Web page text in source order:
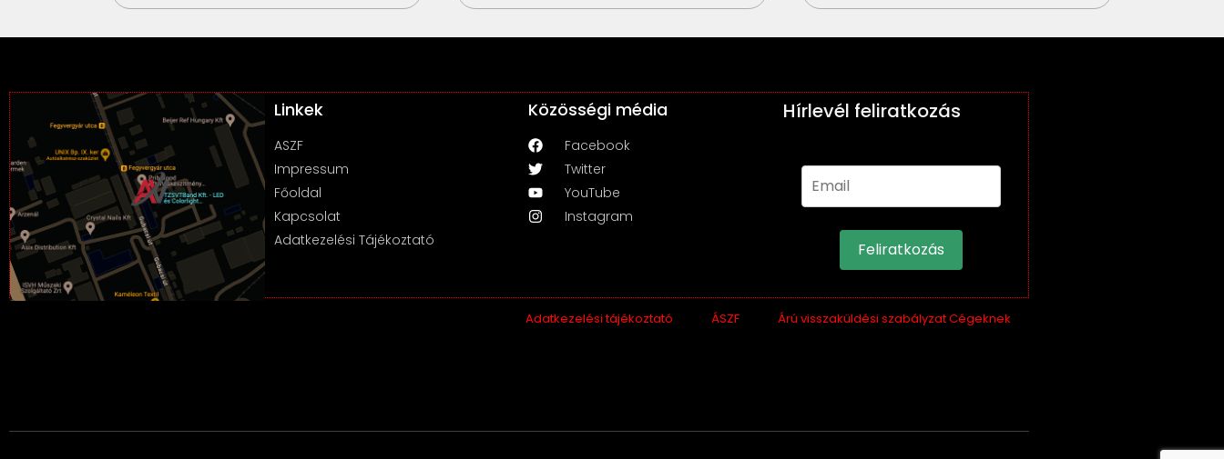
Linkek
ASZF
Impressum
Főoldal
Kapcsolat
Adatkezelési Tájékoztató
Közösségi média
Facebook
Twitter
YouTube
Instagram
Hírlevél feliratkozás
Feliratkozás
Adatkezelési tájékoztató ÁSZF Árú visszaküldési szabályzat Cégeknek